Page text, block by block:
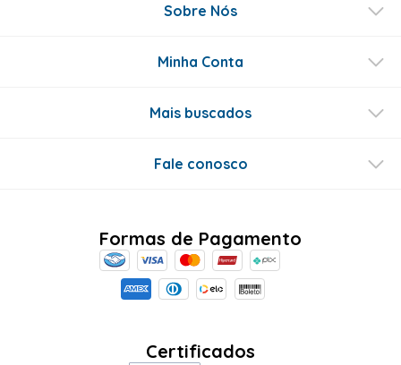
Sobre Nós
Minha Conta
Mais buscados
Fale conosco
Formas de Pagamento
Certificados